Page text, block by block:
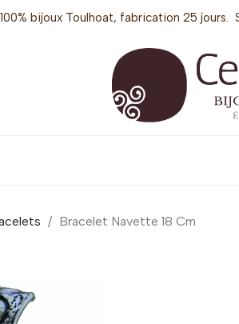
100% bijoux Toulhoat, fabrication 25 jours.
Bracelet Navette 18 Cm